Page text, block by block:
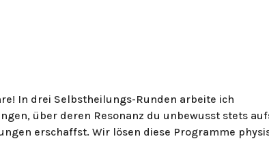
In drei Selbstheilungs-Runden arbeite ich
über deren Resonanz du unbewusst stets
erschaffst. Wir lösen diese Programme